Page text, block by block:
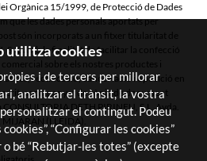
Orgànica 15/1999, de Protecció de Dades
que les dades personals aportats per
són incorporats a un fitxer titularitat de
S.L. amb la finalitat de facilitar la confecció
sobre els nostres productes i
rectificació, cancel·lació i oposició en
acompanyat de còpia de document
DETH PIRINEU, S.L. Avda.
(LLEIDA).
utilitza cookies
i de tercers per millorar
analitzar el trànsit, la vostra
el contingut. Podeu
“Configurar les cookies”
bé “Rebutjar-les totes” (excepte